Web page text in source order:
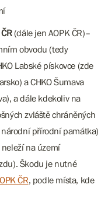
(dále jen AOPK ČR)–
obvodu (tedy
Labské pískovce (zde
a CHKO Šumava
a dále kdekoliv na
zvláště chráněných
přírodní památka)
na území
Škodu je nutné
ČR, podle místa, kde